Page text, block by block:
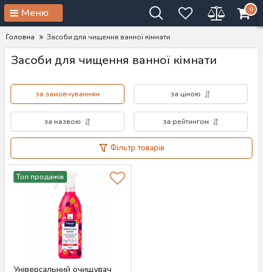
Меню 0
Головна Засоби для чищення ванної кімнати
Засоби для чищення ванної кімнати
за замовчуванням за ціною
за назвою за рейтингом
Фільтр товарів
Топ продажів
Універсальний очищувач